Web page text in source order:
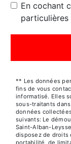
En cochant
** Les données
fins de vous
informatisé. Elles
sous-traitants
données
suivants: Le
Saint-Alban-
disposez de droits
portabilité, de